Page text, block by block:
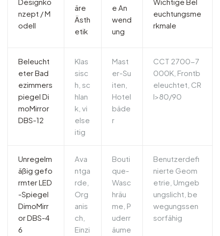
Designko
nzept / M
odell
äre
Ästh
etik
e An
wend
ung
Wichtige Bel
euchtungsme
rkmale
Beleucht
eter Bad
ezimmers
piegel Di
moMirror
DBS-12
Klas
sisc
h, sc
hlan
k, vi
else
itig
Mast
er-Su
iten,
Hotel
bäde
r
CCT 2700-7
000K, Frontb
eleuchtet, CR
I>80/90
Unregelm
äßig gefo
rmter LED
-Spiegel
DimoMirr
or DBS-4
6
Ava
ntga
rde,
Org
anis
ch,
Einzi
Bouti
que-
Wasc
hräu
me, P
uderr
äume
Benutzerdefi
nierte Geom
etrie, Umgeb
ungslicht, be
wegungssen
sorfähig